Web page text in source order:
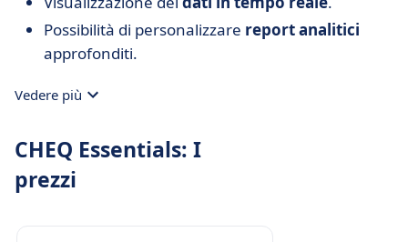
Possibilità di personalizzare report analitici
approfonditi.
Vedere più
CHEQ Essentials: I
prezzi